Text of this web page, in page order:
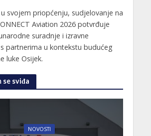
svojem priopćenju, sudjelovanje na
Aviation 2026 potvrđuje
suradnje i izravne
partnerima u kontekstu budućeg
luke Osijek.
se sviđa
NOVOSTI